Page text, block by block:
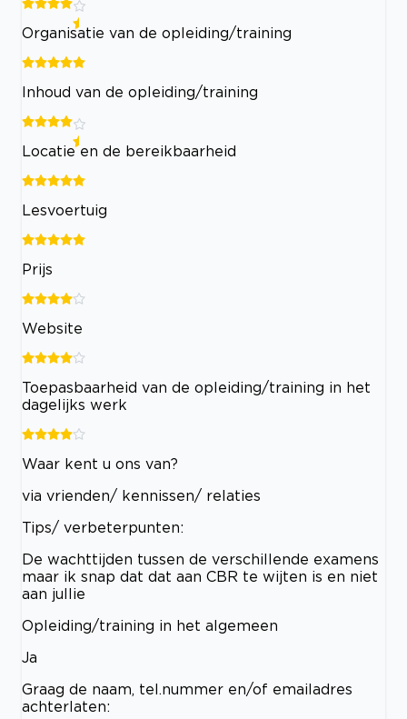
Organisatie van de opleiding/training
Inhoud van de opleiding/training
Locatie en de bereikbaarheid
Lesvoertuig
Prijs
Website
Toepasbaarheid van de opleiding/training in het
dagelijks werk
Waar kent u ons van?
via vrienden/ kennissen/ relaties
Tips/ verbeterpunten:
De wachttijden tussen de verschillende examens
maar ik snap dat dat aan CBR te wijten is en niet
aan jullie
Opleiding/training in het algemeen
Ja
Graag de naam, tel.nummer en/of emailadres
achterlaten: